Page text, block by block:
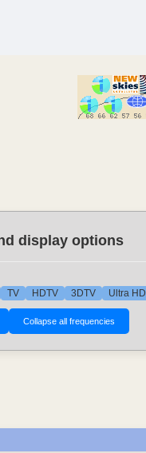
display options
TV HDTV 3DTV Ultra HD